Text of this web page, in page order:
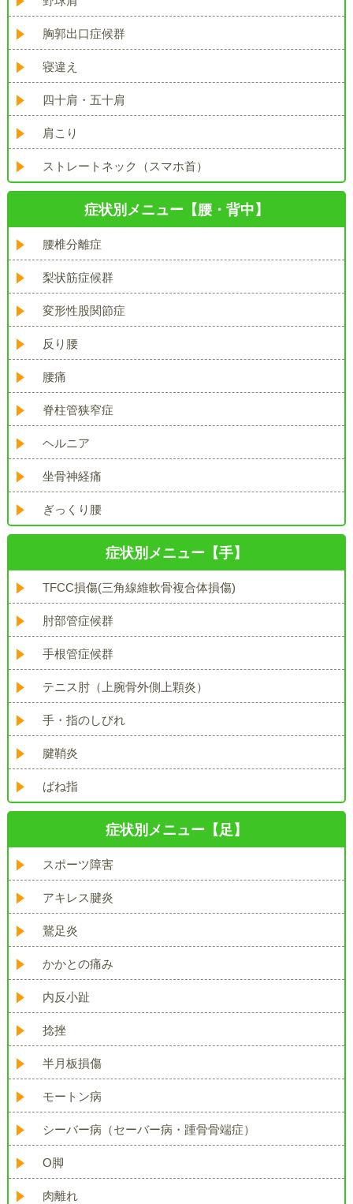
胸郭出口症候群
寝違え
四十肩・五十肩
肩こり
ストレートネック（スマホ首）
症状別メニュー【腰・背中】
腰椎分離症
梨状筋症候群
変形性股関節症
反り腰
腰痛
脊柱管狭窄症
ヘルニア
坐骨神経痛
ぎっくり腰
症状別メニュー【手】
TFCC損傷(三角線維軟骨複合体損傷)
肘部管症候群
手根管症候群
テニス肘（上腕骨外側上顆炎）
手・指のしびれ
腱鞘炎
ばね指
症状別メニュー【足】
スポーツ障害
アキレス腱炎
鵞足炎
かかとの痛み
内反小趾
捻挫
半月板損傷
モートン病
シーバー病（セーバー病・踵骨骨端症）
O脚
肉離れ